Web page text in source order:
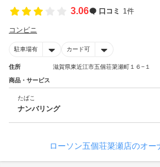
3.06
口コミ 1件
コンビニ
駐車場有 カード可
住所 滋賀県東近江市五個荘簗瀬町１６−１
商品・サービス
たばこ
ナンバリング
ローソン五個荘簗瀬店のオー